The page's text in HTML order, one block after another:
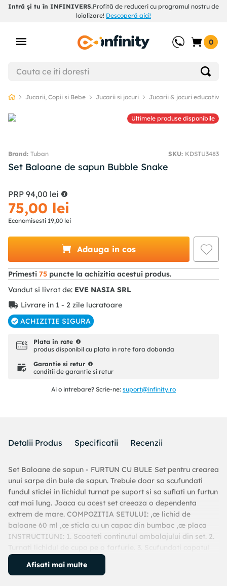
Intră și tu în INFINIVERS.Profită de reduceri cu programul nostru de
loializare! Descoperă aici!
0
Jucarii, Copii si Bebe Jucarii si jocuri Jucarii & jocuri educative
Ultimele produse disponibile
Tuban SKU: KDSTU3483
Set Baloane de sapun Bubble Snake
PRP 94,00 lei
75,00 lei
Economisesti 19,00 lei
Adauga in cos
Primesti 75 puncte la achizitia acestui produs.
Vandut si livrat de: EVE NASIA SRL
Livrare in 1 - 2 zile lucratoare
ACHIZITIE SIGURA
Plata in rate
produs disponibil cu plata in rate fara dobanda
Garantie si retur
conditii de garantie si retur
Ai o intrebare? Scrie-ne: suport@infinity.ro
Detalii Produs Specificatii Recenzii
Set Baloane de sapun - FURTUN CU BULE Set pentru crearea
unui sarpe din bule de sapun. Trebuie doar sa scufundati
fundul sticlei in lichidul turnat pe suport si sa suflati un furtun
cat mai lung. Joaca cu acest set creeaza o dependenta
extrem de mare. COMPOZITIA SETULUI: ,œ lichid de
baloane 60 ml ,œ sticla cu un capac din bumbac ,œ placa
INSTRUCTIUNI: 1. Scoateti continutul ambalajului din set. 2.
Turnati lichidul de cupa pe o farfurie. 3. Scufundati capatul
acoperit de capac al flaconului in lichidul pregatit pe placa.
4. Suflati incet in gatul sticlei si urmariti cum iese din ea un
Afisati mai multe